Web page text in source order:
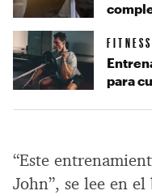
“Este
John”, se lee en
FITNESS
para